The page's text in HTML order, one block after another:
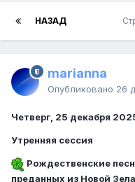
НАЗАД
marianna
Опубликовано 26
Четверг, 25 декабря
Утренняя сессия
Рождественские
преданных из Новой